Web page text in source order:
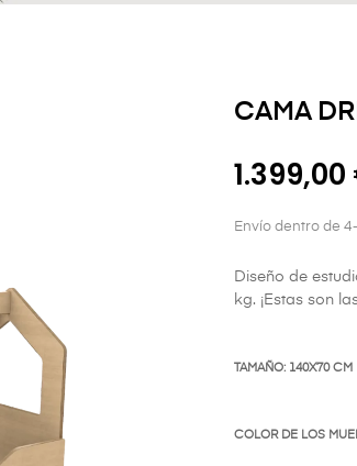
CAMA
Envío dentro de
Diseño de
kg. ¡Estas son
TAMAÑO: 140X70 CM
COLOR DE LOS